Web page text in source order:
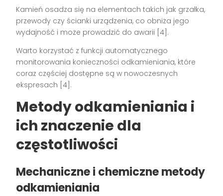
Kamień osadza się na elementach takich jak grzałka,
przewody czy ścianki urządzenia, co obniża jego
wydajność i może prowadzić do awarii [4].
Warto korzystać z funkcji automatycznego
monitorowania konieczności odkamieniania, które
coraz częściej dostępne są w nowoczesnych
ekspresach [4].
Metody odkamieniania i
ich znaczenie dla
częstotliwości
Mechaniczne i chemiczne metody
odkamieniania